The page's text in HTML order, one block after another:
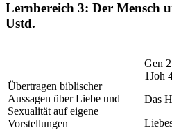
Lernbereich 3: Der Mensch
Ustd.
Übertragen biblischer
Aussagen über Liebe und
Sexualität auf eigene
Vorstellungen
Gen
1Joh
Das